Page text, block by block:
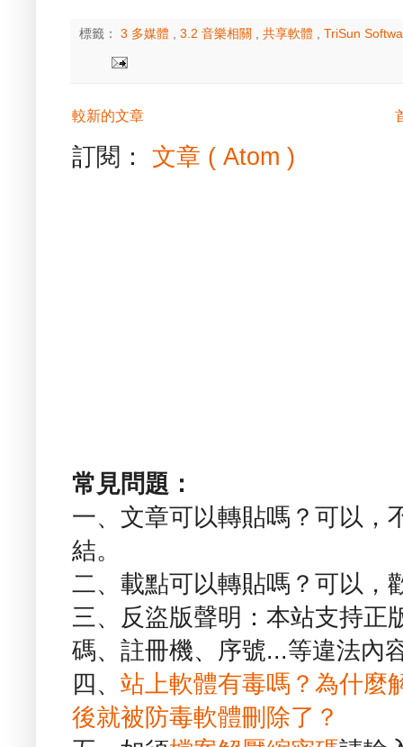
標籤： 3 多媒體 3.2 音樂相關 共享軟體 TriSun
較新的文章
訂閱： 文章 ( Atom )
常見問題：
一、文章可以轉貼嗎？可以，
結。
二、載點可以轉貼嗎？可以，
三、反盜版聲明：本站支持正
碼、註冊機、序號...等違法內
四、 站上軟體有毒嗎？為什麼
後就被防毒軟體刪除了？